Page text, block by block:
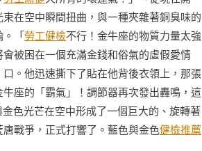
在空中瞬間扭曲，與一種夾雜著銅臭味的
「 勞工健檢不行！金牛座的物質力量太強
被困在一個充滿金錢和俗氣的虛假愛情
。他迅速撕下了貼在他背後衣領上，那張
座的「霸氣」！調節器再次發出轟鳴，這
色光芒在空中形成了一個巨大的、旋轉著
戰爭，正式打響了。藍色與金色健檢推薦